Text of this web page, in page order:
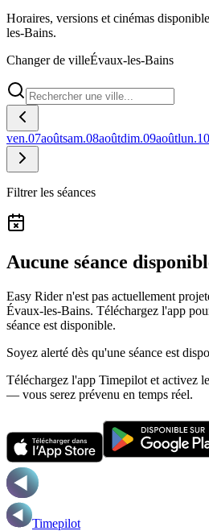
Horaires, versions et cinémas
les-Bains.
Changer de villeÉvaux-les-Bains
ven.07aoûtsam.08aoûtdim.09aoûtlun.10
Filtrer les séances
Aucune séance
Easy Rider n'est pas actuellement
Évaux-les-Bains. Téléchargez l'app
séance est disponible.
Soyez alerté dès qu'une séance est
Téléchargez l'app Timepilot et activez
— vous serez prévenu en temps réel.
Timepilot